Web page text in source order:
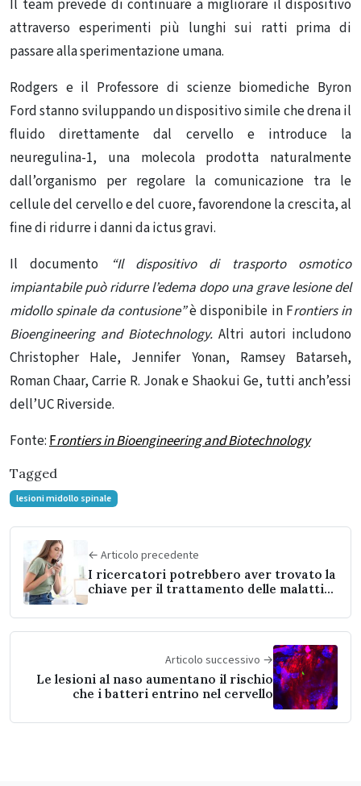
Il team prevede di continuare a migliorare il dispositivo
attraverso esperimenti più lunghi sui ratti prima di
passare alla sperimentazione umana.
Rodgers e il Professore di scienze biomediche Byron
Fordstanno sviluppando un dispositivo simileche drena il
fluido direttamente dal cervello e introduce la
neuregulina-1, una molecola prodotta naturalmente
dall’organismo per regolare la comunicazione tra le
cellule del cervello e del cuore, favorendone la crescita, al
fine di ridurre i danni da ictus gravi.
Il documento
“Il dispositivo di trasporto osmotico
impiantabile può ridurre l’edema dopo una grave lesione del
midollo spinale da contusione”è disponibile in Frontiers in
Bioengineering and Biotechnology. Altri autori includono
Christopher Hale, Jennifer Yonan, Ramsey Batarseh,
Roman Chaar, Carrie R. Jonak e Shaokui Ge, tutti anch’essi
dell’UC Riverside.
Fonte: Frontiers in Bioengineering and Biotechnology
Tagged
lesioni midollo spinale
← Articolo precedente
I ricercatori potrebbero aver trovato la
chiave per il trattamento delle malattie
Articolo successivo →
Le lesioni al naso aumentano il rischio
che i batteri entrino nel cervello